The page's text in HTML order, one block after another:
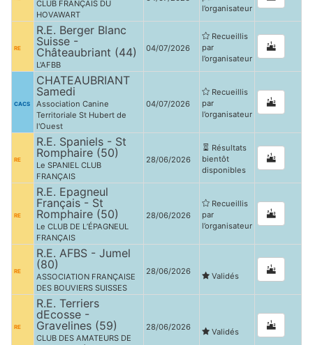
CLUB FRANÇAIS DU
HOVAWART
l’organisateur
RE
R.E. Berger Blanc
Suisse -
Châteaubriant (44)
L'AFBB
04/07/2026
Recueillis
par
l’organisateur
CACS
CHATEAUBRIANT
Samedi
Association Canine
Territoriale St Hubert de
l'Ouest
04/07/2026
Recueillis
par
l’organisateur
RE
R.E. Spaniels - St
Romphaire (50)
Le SPANIEL CLUB
FRANÇAIS
28/06/2026
Résultats
bientôt
disponibles
RE
R.E. Epagneul
Français - St
Romphaire (50)
Le CLUB DE L’ÉPAGNEUL
FRANÇAIS
28/06/2026
Recueillis
par
l’organisateur
RE
R.E. AFBS - Jumel
(80)
ASSOCIATION FRANÇAISE
DES BOUVIERS SUISSES
28/06/2026 Validés
RE
R.E. Terriers
dEcosse -
Gravelines (59)
CLUB DES AMATEURS DE
28/06/2026 Validés